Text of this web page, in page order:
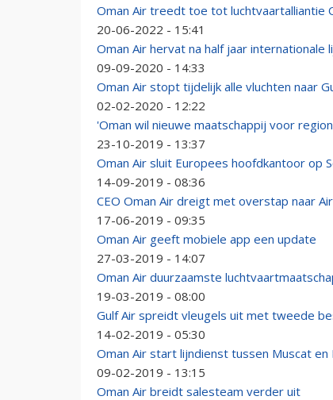
Oman Air treedt toe tot luchtvaartalliantie
20-06-2022 - 15:41
Oman Air hervat na half jaar internationale
09-09-2020 - 14:33
Oman Air stopt tijdelijk alle vluchten naar
02-02-2020 - 12:22
'Oman wil nieuwe maatschappij voor
23-10-2019 - 13:37
Oman Air sluit Europees hoofdkantoor op
14-09-2019 - 08:36
CEO Oman Air dreigt met overstap naar
17-06-2019 - 09:35
Oman Air geeft mobiele app een update
27-03-2019 - 14:07
Oman Air duurzaamste
19-03-2019 - 08:00
Gulf Air spreidt vleugels uit met tweede
14-02-2019 - 05:30
Oman Air start lijndienst tussen Muscat en
09-02-2019 - 13:15
Oman Air breidt salesteam verder uit